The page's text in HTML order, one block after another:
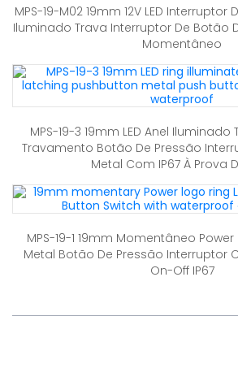
MPS-19-M02 19mm 12V LED Interruptor
Iluminado Trava Interruptor De Botão
Momentâneo
MPS-19-3 19mm LED Anel
Travamento Botão De Pressão
Metal Com IP67 À Prova
MPS-19-1 19mm Momentâneo Power
Metal Botão De Pressão Interruptor
On-Off IP67